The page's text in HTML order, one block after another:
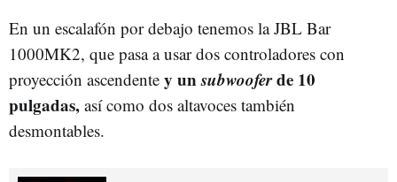
En un escalafón por debajo tenemos la JBL Bar
1000MK2, que pasa a usar dos controladores con
proyección ascendente y unsubwooferde 10
pulgadas, así como dos altavoces también
desmontables.